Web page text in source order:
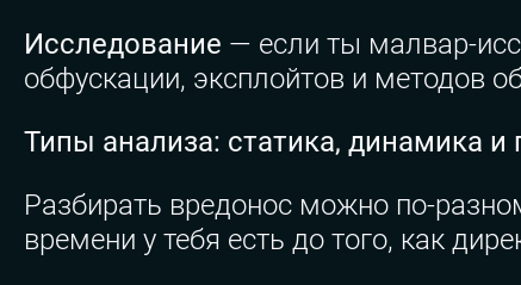
Исследование — если ты малвар-
обфускации, эксплойтов и методов
Типы анализа: статика, динамика и
Разбирать вредонос можно по-
времени у тебя есть до того, как